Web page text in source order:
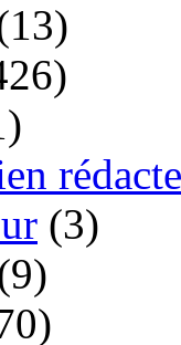
(3)